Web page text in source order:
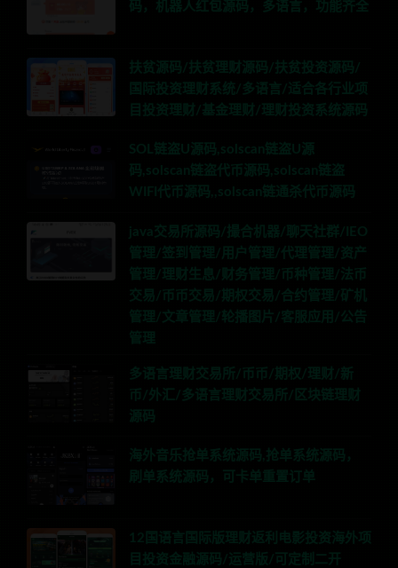
码，机器人红包源码，多语言，功能齐全
扶贫源码/扶贫理财源码/扶贫投资源码/
国际投资理财系统/多语言/适合各行业项
目投资理财/基金理财/理财投资系统源码
SOL链盗U源码,solscan链盗U源
码,solscan链盗代币源码,solscan链盗
WIFI代币源码,,solscan链通杀代币源码
java交易所源码/撮合机器/聊天社群/IEO
管理/签到管理/用户管理/代理管理/资产
管理/理财生息/财务管理/币种管理/法币
交易/币币交易/期权交易/合约管理/矿机
管理/文章管理/轮播图片/客服应用/公告
管理
多语言理财交易所/币币/期权/理财/新
币/外汇/多语言理财交易所/区块链理财
源码
海外音乐抢单系统源码,抢单系统源码，
刷单系统源码，可卡单重置订单
12国语言国际版理财返利电影投资海外项
目投资金融源码/运营版/可定制二开